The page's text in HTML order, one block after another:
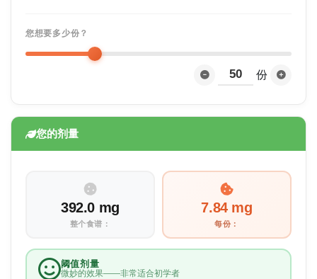
您想要多少份？
份
您的剂量
392.0 mg
整个食谱：
7.84 mg
每份：
阈值剂量
微妙的效果——非常适合初学者